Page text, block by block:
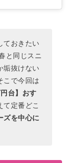
ておきたい
と同じスニ
垢抜けない
こで今回は
円台】おす
定番どこ
ズを中心に